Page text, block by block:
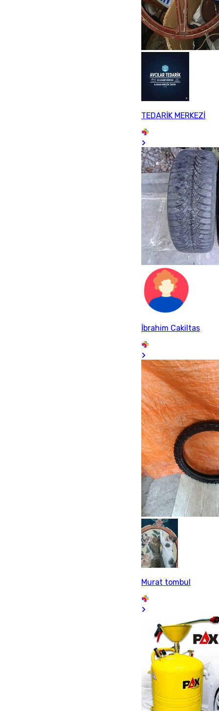
TEDARİK MERKEZİ
İbrahim Cakiltas
Murat tombul